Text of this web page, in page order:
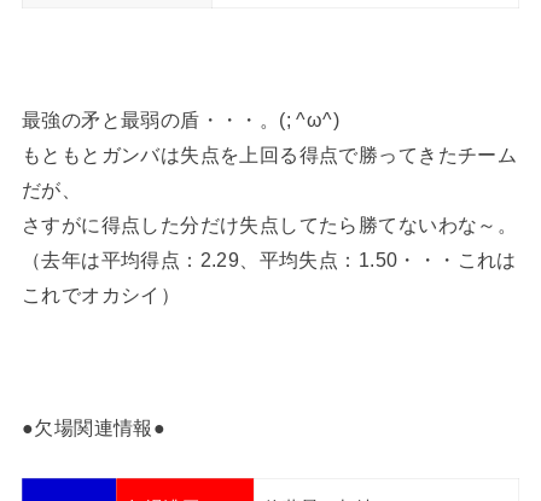
最強の矛と最弱の盾・・・。(; ^ω^)
もともとガンバは失点を上回る得点で勝ってきたチーム
だが、
さすがに得点した分だけ失点してたら勝てないわな～。
（去年は平均得点：2.29、平均失点：1.50・・・これは
これでオカシイ）
●欠場関連情報●